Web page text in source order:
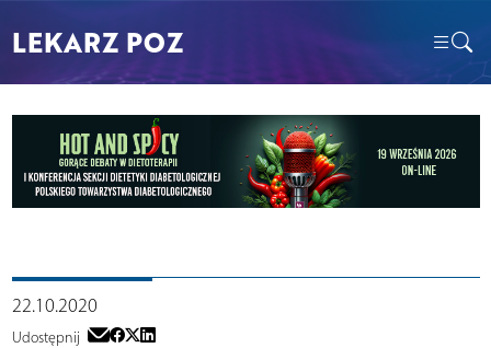
LEKARZ POZ
22.10.2020
Udostępnij